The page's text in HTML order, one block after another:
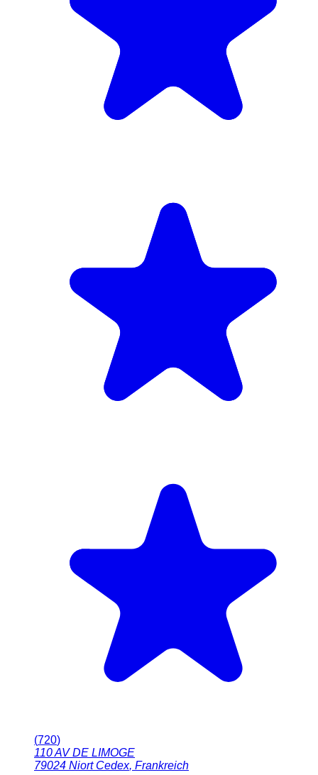
(720)
110 AV DE LIMOGE
79024 Niort Cedex, Frankreich